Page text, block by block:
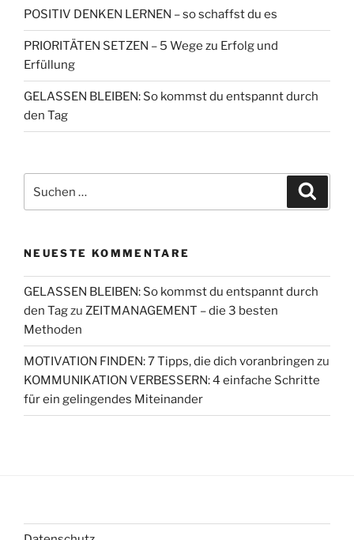
POSITIV DENKEN LERNEN – so schaffst du es
PRIORITÄTEN SETZEN – 5 Wege zu Erfolg und
Erfüllung
GELASSEN BLEIBEN: So kommst du entspannt durch
den Tag
nach:
NEUESTE KOMMENTARE
GELASSEN BLEIBEN: So kommst du entspannt durch
den Tagzu ZEITMANAGEMENT – die 3 besten
Methoden
MOTIVATION FINDEN: 7 Tipps, die dich voranbringen zu
KOMMUNIKATION VERBESSERN: 4 einfache Schritte
für ein gelingendes Miteinander